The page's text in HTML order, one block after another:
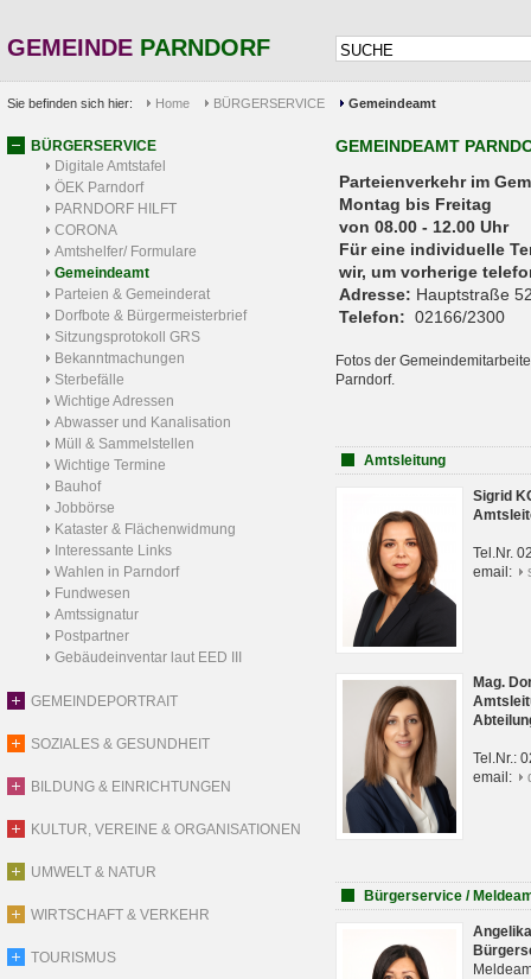
GEMEINDE PARNDORF
Sie befinden sich hier: Home BÜRGERSERVICE Gemeindeamt
BÜRGERSERVICE
Digitale Amtstafel
ÖEK Parndorf
PARNDORF HILFT
CORONA
Amtshelfer/ Formulare
Gemeindeamt
Parteien & Gemeinderat
Dorfbote & Bürgermeisterbrief
Sitzungsprotokoll GRS
Bekanntmachungen
Sterbefälle
Wichtige Adressen
Abwasser und Kanalisation
Müll & Sammelstellen
Wichtige Termine
Bauhof
Jobbörse
Kataster & Flächenwidmung
Interessante Links
Wahlen in Parndorf
Fundwesen
Amtssignatur
Postpartner
Gebäudeinventar laut EED III
GEMEINDEPORTRAIT
SOZIALES & GESUNDHEIT
BILDUNG & EINRICHTUNGEN
KULTUR, VEREINE & ORGANISATIONEN
UMWELT & NATUR
WIRTSCHAFT & VERKEHR
TOURISMUS
GEMEINDEAMT
Parteienverkehr
Montag bis Freitag
von 08.00 - 12.00 Uhr
Für eine individuelle
wir, um vorherige
Adresse: Hauptstraße
Telefon: 02166/2300
Fotos der
Parndorf.
Amtsleitung
Sigrid
Tel.Nr.
email:
Mag.
Tel.Nr.:
email:
Bürgerservice /